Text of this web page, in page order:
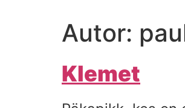
Autor:
Klemet